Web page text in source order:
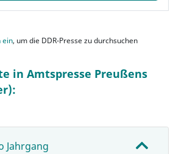
ein, um die DDR-Presse zu durchsuchen
in Amtspresse Preußens
Jahrgang